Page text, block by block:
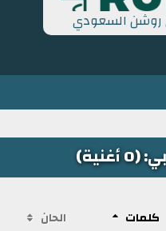
روشن السعودي
كلمات الحان